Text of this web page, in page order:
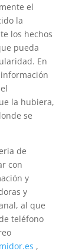
el
la
los hechos
pueda
En
la hubiera,
se
de
con
y
y
al que
teléfono
,